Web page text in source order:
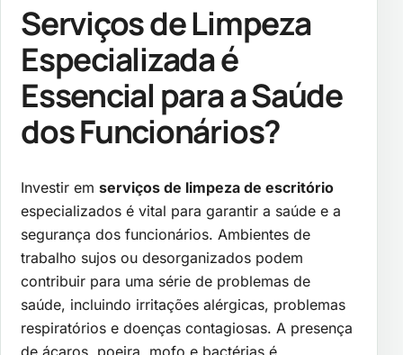
Serviços de Limpeza
Especializada é
Essencial para a Saúde
dos Funcionários?
Investir em serviços de limpeza de escritório
especializados é vital para garantir a saúde e a
segurança dos funcionários. Ambientes de
trabalho sujos ou desorganizados podem
contribuir para uma série de problemas de
saúde, incluindo irritações alérgicas, problemas
respiratórios e doenças contagiosas. A presença